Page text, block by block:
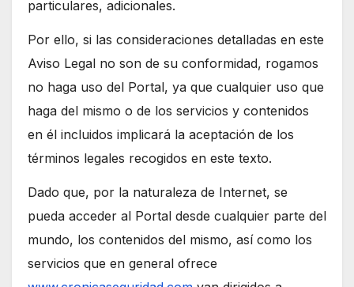
particulares, adicionales.
Por ello, si las consideraciones detalladas en este
Aviso Legal no son de su conformidad, rogamos
no haga uso del Portal, ya que cualquier uso que
haga del mismo o de los servicios y contenidos
en él incluidos implicará la aceptación de los
términos legales recogidos en este texto.
Dado que, por la naturaleza de Internet, se
pueda acceder al Portal desde cualquier parte del
mundo, los contenidos del mismo, así como los
servicios que en general ofrece